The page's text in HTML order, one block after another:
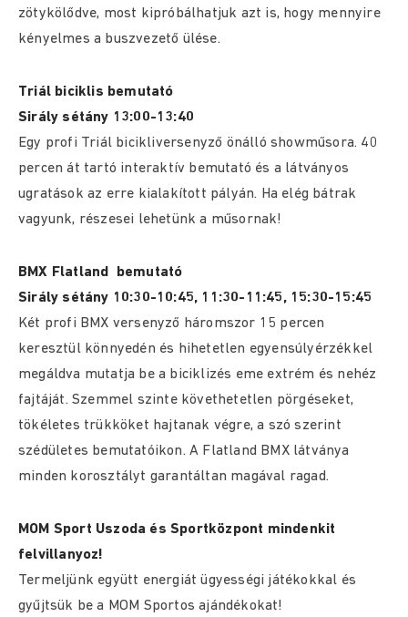
zötykölődve, most kipróbálhatjuk azt is, hogy mennyire
kényelmes a buszvezető ülése.
Triál biciklis bemutató
Sirály sétány 13:00-13:40
Egy profi Triál bicikliversenyző önálló showműsora. 40
percen át tartó interaktív bemutató és a látványos
ugratások az erre kialakított pályán. Ha elég bátrak
vagyunk, részesei lehetünk a műsornak!
BMX Flatland bemutató
Sirály sétány 10:30-10:45, 11:30-11:45, 15:30-15:45
Két profi BMX versenyző háromszor 15 percen
keresztül könnyedén és hihetetlen egyensúlyérzékkel
megáldva mutatja be a biciklizés eme extrém és nehéz
fajtáját. Szemmel szinte követhetetlen pörgéseket,
tökéletes trükköket hajtanak végre, a szó szerint
szédületes bemutatóikon. A Flatland BMX látványa
minden korosztályt garantáltan magával ragad.
MOM Sport Uszoda és Sportközpont mindenkit
felvillanyoz!
Termeljünk együtt energiát ügyességi játékokkal és
gyűjtsük be a MOM Sportos ajándékokat!